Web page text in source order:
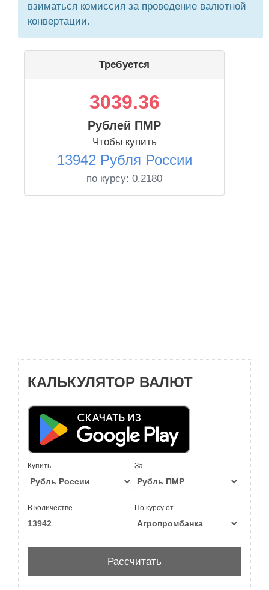
взиматься комиссия за проведение валютной
конвертации.
Требуется
3039.36
Рублей ПМР
Чтобы купить
13942 Рубля России
по курсу: 0.2180
КАЛЬКУЛЯТОР ВАЛЮТ
Купить За
В количестве По курсу от